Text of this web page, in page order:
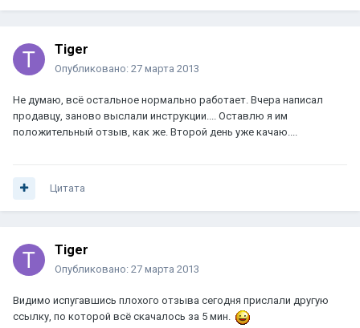
Tiger
Опубликовано: 27 марта 2013
Не думаю, всё остальное нормально работает. Вчера написал
продавцу, заново выслали инструкции.... Оставлю я им
положительный отзыв, как же. Второй день уже качаю....
Цитата
Tiger
Опубликовано: 27 марта 2013
Видимо испугавшись плохого отзыва сегодня прислали другую
ссылку, по которой всё скачалось за 5 мин.